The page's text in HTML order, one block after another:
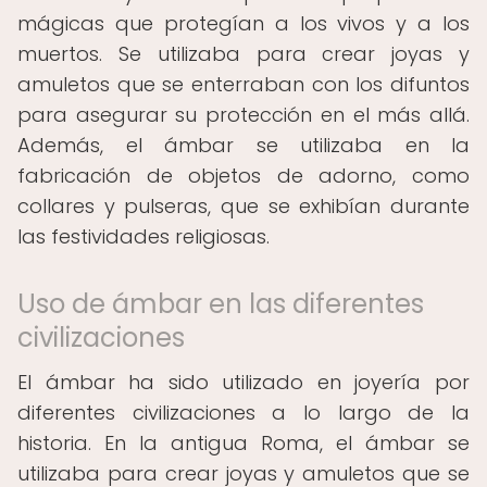
mágicas que protegían a los vivos y a los
muertos. Se utilizaba para crear joyas y
amuletos que se enterraban con los difuntos
para asegurar su protección en el más allá.
Además, el ámbar se utilizaba en la
fabricación de objetos de adorno, como
collares y pulseras, que se exhibían durante
las festividades religiosas.
Uso de ámbar en las diferentes
civilizaciones
El ámbar ha sido utilizado en joyería por
diferentes civilizaciones a lo largo de la
historia. En la antigua Roma, el ámbar se
utilizaba para crear joyas y amuletos que se